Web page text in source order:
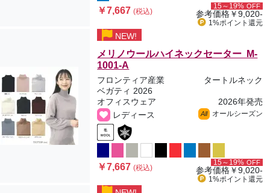
￥7,667(税込)
15～19% OFF
参考価格￥9,020-
1%ポイント 還元
NEW!
メリノウールハイネックセーター M-
1001-A
フロンティア産業
タートルネック
ベガティ 2026
オフィスウェア
2026年発売
レディース
All オールシーズン
￥7,667(税込)
15～19% OFF
参考価格￥9,020-
1%ポイント 還元